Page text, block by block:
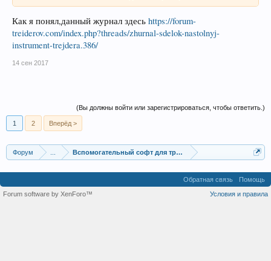
Как я понял,данный журнал здесь https://forum-
treiderov.com/index.php?threads/zhurnal-sdelok-nastolnyj-
instrument-trejdera.386/
14 сен 2017
(Вы должны войти или зарегистрироваться, чтобы ответить.)
1 2 Вперёд >
Форум Вспомогательный софт для трейдинга на ММВБ
Обратная связь
Помощь
Условия и правила
Forum software by XenForo™